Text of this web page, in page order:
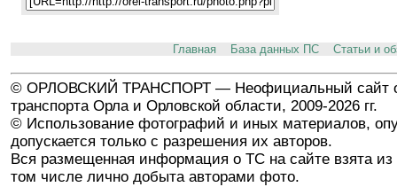
Главная База данных ПС Статьи и
© ОРЛОВСКИЙ ТРАНСПОРТ — Неофициальный сайт
транспорта Орла и Орловской области, 2009-2026 гг.
© Использование фотографий и иных материалов,
допускается только с разрешения их авторов.
Вся размещенная информация о ТС на сайте взята из
том числе лично добыта авторами фото.